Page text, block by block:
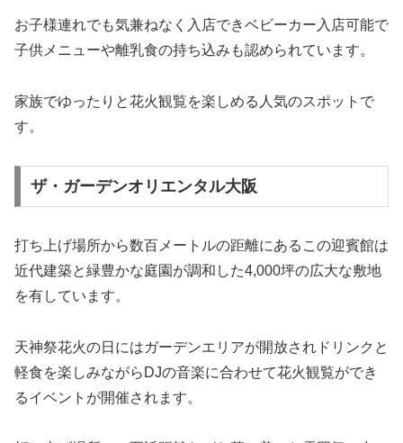
お子様連れでも気兼ねなく入店できベビーカー入店可能で
子供メニューや離乳食の持ち込みも認められています。
家族でゆったりと花火観覧を楽しめる人気のスポットで
す。
ザ・ガーデンオリエンタル大阪
打ち上げ場所から数百メートルの距離にあるこの迎賓館は
近代建築と緑豊かな庭園が調和した4,000坪の広大な敷地
を有しています。
天神祭花火の日にはガーデンエリアが開放されドリンクと
軽食を楽しみながらDJの音楽に合わせて花火観覧ができ
るイベントが開催されます。